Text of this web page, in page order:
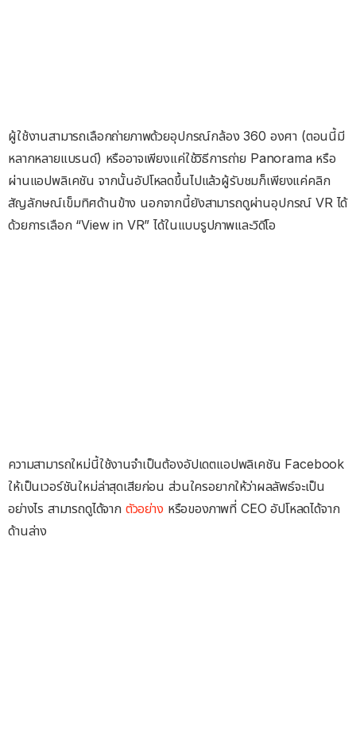
ผู้ใช้งานสามารถเลือกถ่ายภาพด้วยอุปกรณ์กล้อง 360 องศา (ตอนนี้มี
หลากหลายแบรนด์) หรืออาจเพียงแค่ใช้วิธีการถ่าย Panorama หรือ
ผ่านแอปพลิเคชัน จากนั้นอัปโหลดขึ้นไปแล้วผู้รับชมก็เพียงแค่คลิก
สัญลักษณ์เข็มทิศด้านข้าง นอกจากนี้ยังสามารถดูผ่านอุปกรณ์ VR ได้
ด้วยการเลือก “View in VR” ได้ในแบบรูปภาพและวิดีโอ
ความสามารถใหม่นี้ใช้งานจำเป็นต้องอัปเดตแอปพลิเคชัน Facebook
ให้เป็นเวอร์ชันใหม่ล่าสุดเสียก่อน ส่วนใครอยากให้ว่าผลลัพธ์จะเป็น
อย่างไร สามารถดูได้จาก ตัวอย่าง หรือของภาพที่ CEO อัปโหลดได้จาก
ด้านล่าง